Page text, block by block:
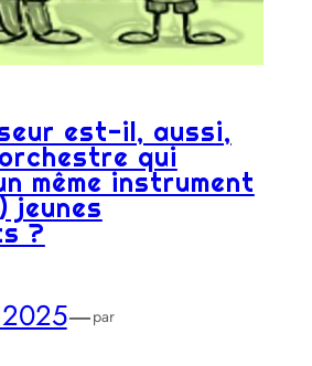
est-il, aussi,
qui
même instrument
jeunes
?
—par